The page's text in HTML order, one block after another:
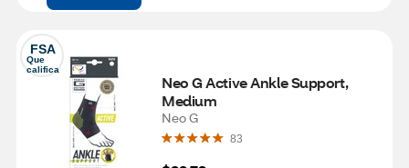
FSA
Que
califica
Neo G Active Ankle Support,
Medium
Neo G
83